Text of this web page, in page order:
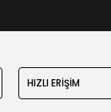
HIZLI ERİŞİM